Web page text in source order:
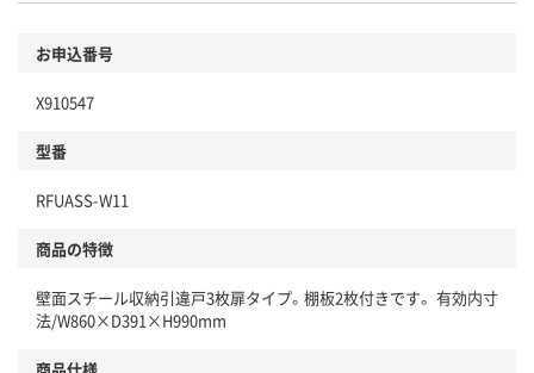
お申込番号
X910547
型番
RFUASS-W11
商品の特徴
壁面スチール収納引違戸3枚扉タイプ。棚板2枚付きです。 有効内寸
法/W860×D391×H990mm
商品仕様